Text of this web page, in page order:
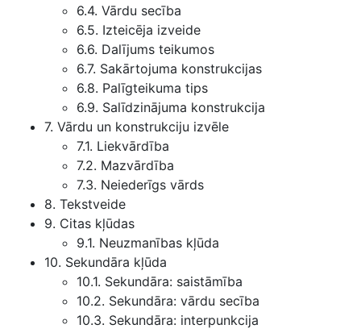
6.4. Vārdu secība
6.5. Izteicēja izveide
6.6. Dalījums teikumos
6.7. Sakārtojuma konstrukcijas
6.8. Palīgteikuma tips
6.9. Salīdzinājuma konstrukcija
7. Vārdu un konstrukciju izvēle
7.1. Liekvārdība
7.2. Mazvārdība
7.3. Neiederīgs vārds
8. Tekstveide
9. Citas kļūdas
9.1. Neuzmanības kļūda
10. Sekundāra kļūda
10.1. Sekundāra: saistāmība
10.2. Sekundāra: vārdu secība
10.3. Sekundāra: interpunkcija